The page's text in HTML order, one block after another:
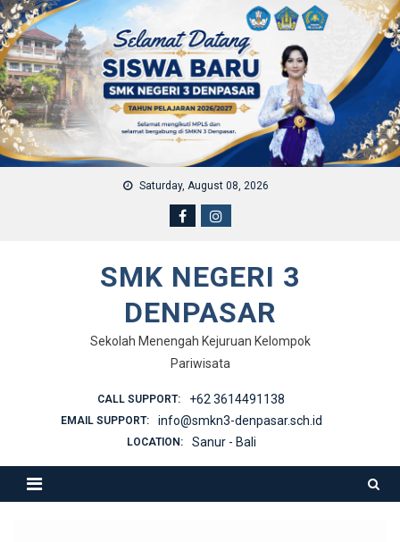
Skip to content
Saturday, August 08, 2026
SMK NEGERI 3
DENPASAR
Sekolah Menengah Kejuruan Kelompok
Pariwisata
CALL SUPPORT: +62 3614491138
EMAIL SUPPORT: info@smkn3-denpasar.sch.id
LOCATION: Sanur - Bali